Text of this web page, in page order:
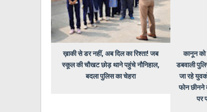
ख़ाकी से डर नहीं, अब दिल का रिश्ता! जब
स्कूल की चौखट छोड़ थाने पहुंचे नौनिहाल,
बदला पुलिस का चेहरा
कानून
डबवाली
जा रहे
फोन छीनने
पर